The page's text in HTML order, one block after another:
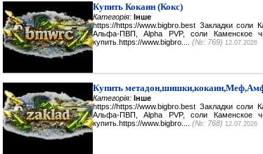
Купить Кокаин (Кокс)
Категорія: Інше
https://https://www.bigbro.best Закладки соли
Альфа-ПВП, Alpha PVP, соли Каменское
купить.https://www.bigbro.... (№: 769) 12.07.2026
Купить
Категорія: Інше
https://https://www.bigbro.best Закладки соли
Альфа-ПВП, Alpha PVP, соли Каменское
купить.https://www.bigbro.... (№: 768) 12.07.2026